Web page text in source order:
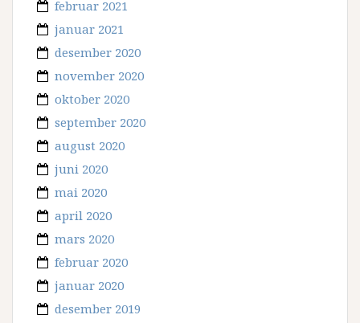
februar 2021
januar 2021
desember 2020
november 2020
oktober 2020
september 2020
august 2020
juni 2020
mai 2020
april 2020
mars 2020
februar 2020
januar 2020
desember 2019